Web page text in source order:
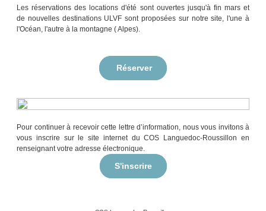
Les réservations des locations d'été sont ouvertes jusqu'à fin mars et
de nouvelles destinations ULVF sont proposées sur notre site, l'une à
l'Océan, l'autre à la montagne ( Alpes).
Réserver
Pour continuer à recevoir cette lettre d’information, nous vous invitons à
vous inscrire sur le site internet du COS Languedoc-Roussillon en
renseignant votre adresse électronique.
S'inscrire